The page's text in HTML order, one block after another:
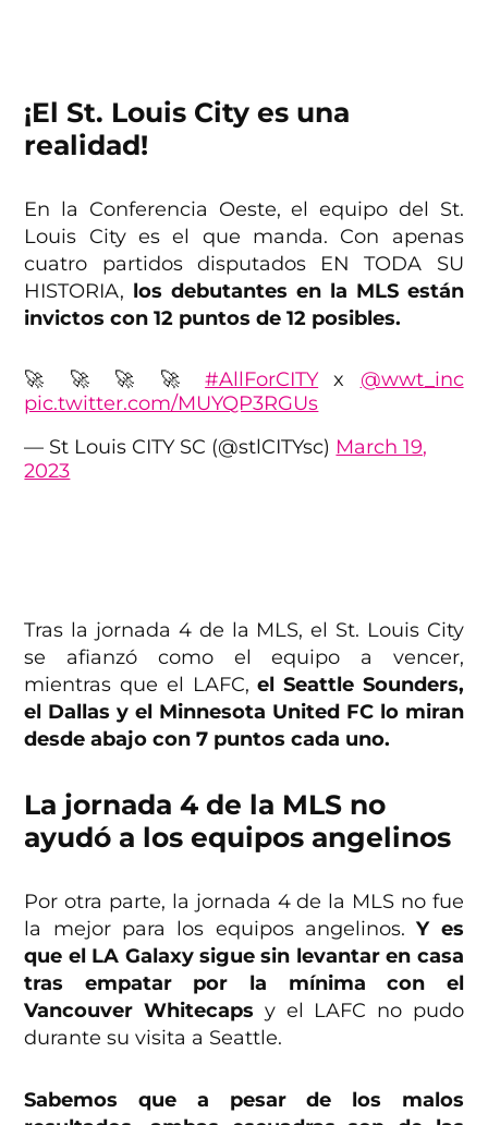
¡El St. Louis City es una
realidad!
En la Conferencia Oeste, el equipo del St.
Louis City es el que manda. Con apenas
cuatro partidos disputados EN TODA SU
HISTORIA, los debutantes en la MLS están
invictos con 12 puntos de 12 posibles.
🚀 🚀 🚀 🚀#AllForCITYx @wwt_inc
pic.twitter.com/MUYQP3RGUs
— St Louis CITY SC (@stlCITYsc) March 19,
2023
Tras la jornada 4 de la MLS, el St. Louis City
se afianzó como el equipo a vencer,
mientras que el LAFC,el Seattle Sounders,
el Dallas y el Minnesota United FC lo miran
desde abajo con 7 puntos cada uno.
La jornada 4 de la MLS no
ayudó a los equipos angelinos
Por otra parte, la jornada 4 de la MLS no fue
la mejor para los equipos angelinos.Y es
que el LA Galaxy sigue sin levantar en casa
tras empatar por la mínima con el
Vancouver Whitecaps y el LAFC no pudo
durante su visita a Seattle.
Sabemos que a pesar de los malos